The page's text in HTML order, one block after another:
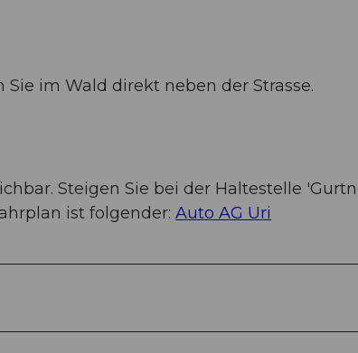
im Wald direkt neben der Strasse.
Steigen Sie bei der Haltestelle
ist folgender: Auto AG Uri